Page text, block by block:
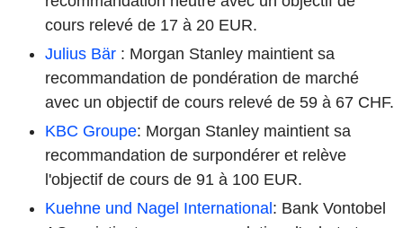
cours relevé de 17 à 20 EUR.
Julius Bär : Morgan Stanley maintient sa
recommandation de pondération de marché
avec un objectif de cours relevé de 59 à 67 CHF.
KBC Groupe: Morgan Stanley maintient sa
recommandation de surpondérer et relève
l'objectif de cours de 91 à 100 EUR.
Kuehne und Nagel International: Bank Vontobel